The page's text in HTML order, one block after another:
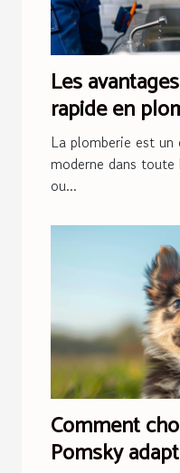
Les
rapide en
préserver
La plomberie est
moderne dans
ou...
Comment
Pomsky